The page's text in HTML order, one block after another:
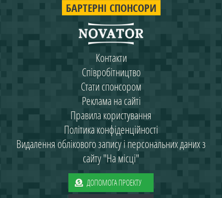
БАРТЕРНІ СПОНСОРИ
Контакти
Співробітництво
Стати спонсором
Реклама на сайті
Правила користування
Політика конфіденційності
Видалення облікового запису і персональних даних з
сайту "На місці"
ДОПОМОГА ПРОЕКТУ